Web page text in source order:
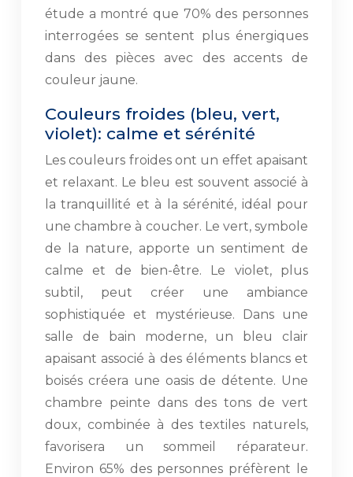
étude a montré que 70% des personnes
interrogées se sentent plus énergiques
dans des pièces avec des accents de
couleur jaune.
Couleurs froides (bleu, vert,
violet): calme et sérénité
Les couleurs froides ont un effet apaisant
et relaxant. Le bleu est souvent associé à
la tranquillité et à la sérénité, idéal pour
une chambre à coucher. Le vert, symbole
de la nature, apporte un sentiment de
calme et de bien-être. Le violet, plus
subtil, peut créer une ambiance
sophistiquée et mystérieuse. Dans une
salle de bain moderne, un bleu clair
apaisant associé à des éléments blancs et
boisés créera une oasis de détente. Une
chambre peinte dans des tons de vert
doux, combinée à des textiles naturels,
favorisera un sommeil réparateur.
Environ 65% des personnes préfèrent le